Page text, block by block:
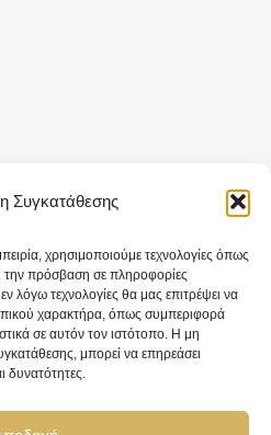
Συγκατάθεσης
χρησιμοποιούμε τεχνολογίες όπως
την πρόσβαση σε πληροφορίες
λόγω τεχνολογίες θα μας επιτρέψει να
χαρακτήρα, όπως συμπεριφορά
σε αυτόν τον ιστότοπο. Η μη
μπορεί να επηρεάσει
δυνατότητες.